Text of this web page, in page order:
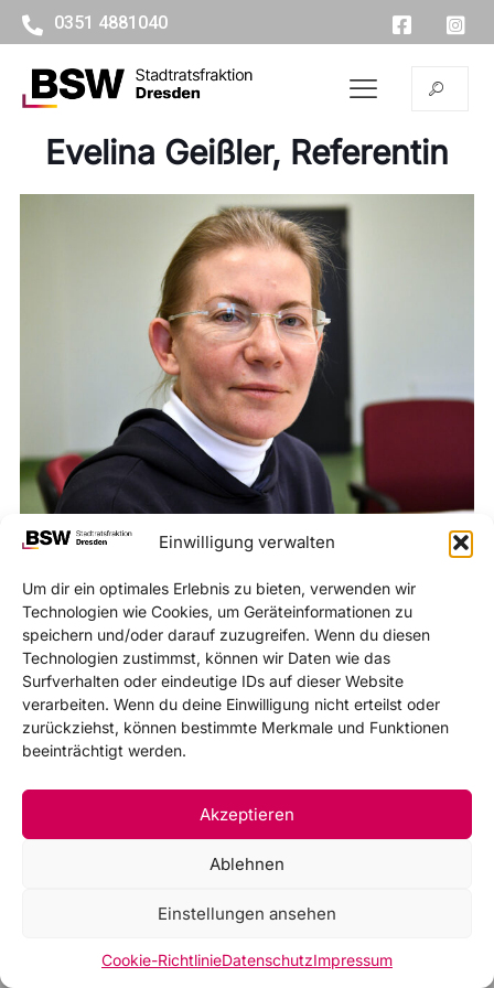
Einwilligung verwalten
Um dir ein optimales Erlebnis zu bieten, verwenden wir
Technologien wie Cookies, um Geräteinformationen zu
speichern und/oder darauf zuzugreifen. Wenn du diesen
Technologien zustimmst, können wir Daten wie das
Surfverhalten oder eindeutige IDs auf dieser Website
verarbeiten. Wenn du deine Einwilligung nicht erteilst oder
zurückziehst, können bestimmte Merkmale und Funktionen
beeinträchtigt werden.
Akzeptieren
Ablehnen
Einstellungen ansehen
Cookie-RichtlinieDatenschutzImpressum
0351 4881040
Evelina Geißler, Referentin
Geboren 1975 in Alytus (Litauen)
Diplom-Übersetzerin (Studium an der Universität Heidelberg)
Seit 1994 in Deutschland, zunächst als Au-pair
Impressum